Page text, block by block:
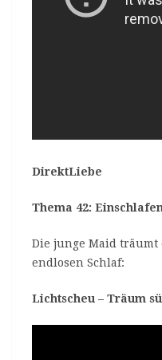
DirektLiebe
Thema 42:
Die junge Maid
endlosen Schlaf:
Lichtscheu – Träum